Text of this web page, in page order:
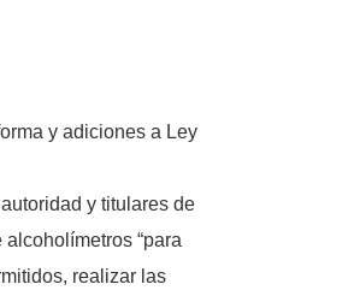
y adiciones a Ley
y titulares de
“para
realizar las